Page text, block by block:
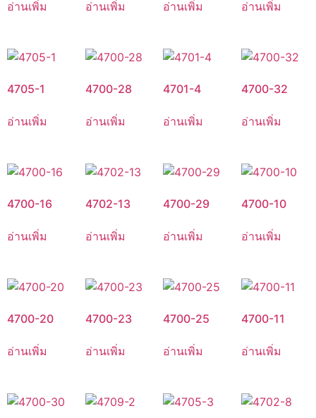
อ่านเพิ่ม อ่านเพิ่ม อ่านเพิ่ม อ่านเพิ่ม
4705-1
อ่านเพิ่ม
4700-28
อ่านเพิ่ม
4701-4
อ่านเพิ่ม
4700-32
อ่านเพิ่ม
4700-16
อ่านเพิ่ม
4702-13
อ่านเพิ่ม
4700-29
อ่านเพิ่ม
4700-10
อ่านเพิ่ม
4700-20
อ่านเพิ่ม
4700-23
อ่านเพิ่ม
4700-25
อ่านเพิ่ม
4700-11
อ่านเพิ่ม